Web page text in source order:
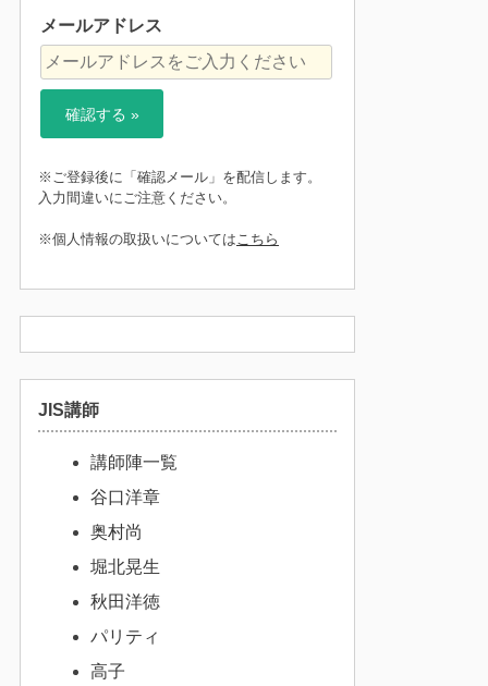
メールアドレス
※ご登録後に「確認メール」を配信します。
入力間違いにご注意ください。
※個人情報の取扱いについてはこちら
JIS講師
講師陣一覧
谷口洋章
奥村尚
堀北晃生
秋田洋徳
パリティ
高子